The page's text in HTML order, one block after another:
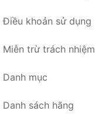
Điều khoản sử dụng
Miễn trừ trách nhiệm
Danh mục
Danh sách hãng